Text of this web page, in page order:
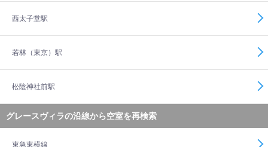
西太子堂駅
若林（東京）駅
松陰神社前駅
グレースヴィラの沿線から空室を再検索
東急東横線